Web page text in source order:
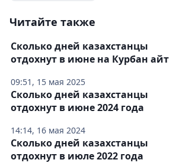
Читайте также
09:51, 15 мая 2025
Сколько дней казахстанцы
отдохнут в июне на Курбан айт
14:14, 16 мая 2024
Сколько дней казахстанцы
отдохнут в июне 2024 года
Сколько дней казахстанцы
отдохнут в июле 2022 года